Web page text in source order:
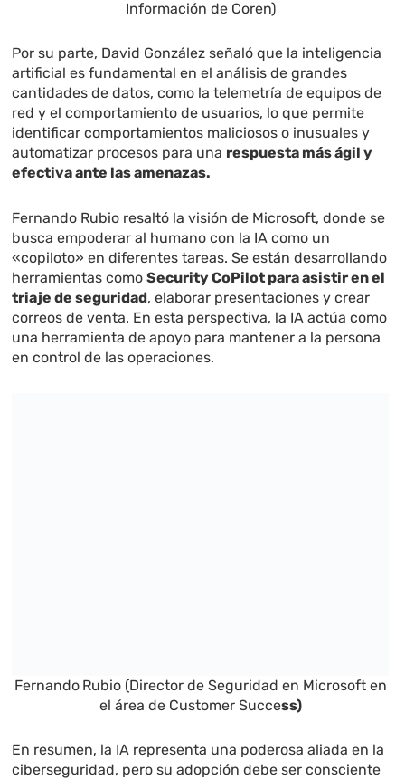
Información de Coren)
Por su parte, David González señaló que la inteligencia
artificial es fundamental en el análisis de grandes
cantidades de datos, como la telemetría de equipos de
red y el comportamiento de usuarios, lo que permite
identificar comportamientos maliciosos o inusuales y
automatizar procesos para una respuesta más ágil y
efectiva ante las amenazas.
Fernando Rubio resaltó la visión de Microsoft, donde se
busca empoderar al humano con la IA como un
«copiloto» en diferentes tareas. Se están desarrollando
herramientas comoSecurity CoPilot para asistir en el
triaje de seguridad, elaborar presentaciones y crear
correos de venta. En esta perspectiva, la IA actúa como
una herramienta de apoyo para mantener a la persona
en control de las operaciones.
Fernando Rubio (Director de Seguridad en Microsoft en
el área de Customer Success)
En resumen, la IA representa una poderosa aliada en la
ciberseguridad, pero su adopción debe ser consciente